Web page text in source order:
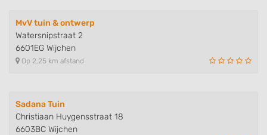
MvV tuin & ontwerp
Watersnipstraat 2
6601EG Wijchen
Op 2,25 km afstand
Sadana Tuin
Christiaan Huygensstraat 18
6603BC Wijchen